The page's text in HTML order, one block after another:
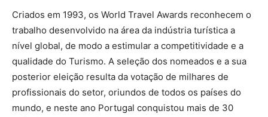
Criados em 1993, os World Travel Awards reconhecem o
trabalho desenvolvido na área da indústria turística a
nível global, de modo a estimular a competitividade e a
qualidade do Turismo. A seleção dos nomeados e a sua
posterior eleição resulta da votação de milhares de
profissionais do setor, oriundos de todos os países do
mundo, e neste ano Portugal conquistou mais de 30